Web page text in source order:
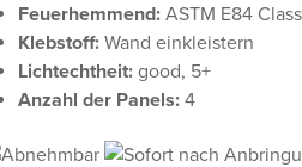
Feuerhemmend: ASTM E84
Klebstoff: Wand einkleistern
Lichtechtheit: good, 5+
Anzahl der Panels: 4